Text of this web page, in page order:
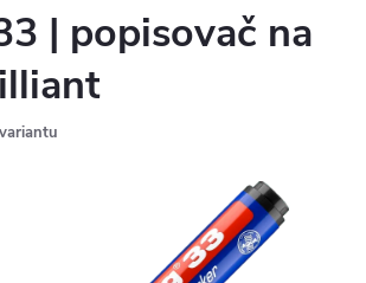
| popisovač na